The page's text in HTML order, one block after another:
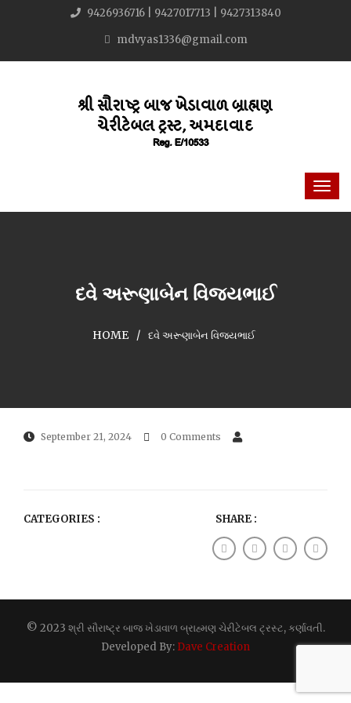
9426936716 | 9427017713 | 9427313840
mdvyas1336@gmail.com
દવે અરૂણાબેન વિજયભાઈ
HOME દવે અરૂણાબેન વિજયભાઈ
September 21, 2024 0 Comments
CATEGORIES : SHARE :
© 2023 શ્રી સૌરાષ્ટ્ર બાજ ખેડાવાળ બ્રાહ્મણ ચેરીટેબલ ટ્રસ્ટ, કર્ણાવતી.
Developed By: Dave Creation